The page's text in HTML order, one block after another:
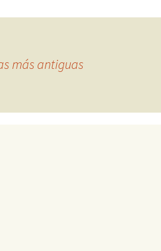
más antiguas